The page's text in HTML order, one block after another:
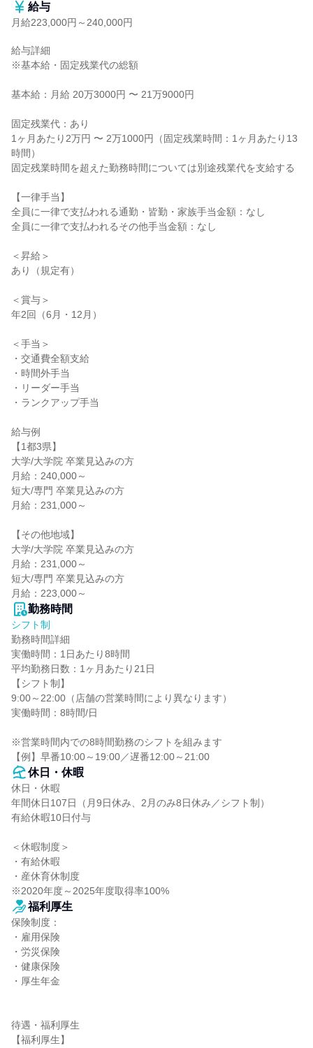
給与
月給223,000円～240,000円
給与詳細
※基本給・固定残業代の総額
基本給：月給 20万3000円 〜 21万9000円
固定残業代：あり
1ヶ月あたり2万円 〜 2万1000円（固定残業時間：1ヶ月あたり13
時間）
固定残業時間を超えた勤務時間については別途残業代を支給する
【一律手当】
全員に一律で支払われる通勤・皆勤・家族手当金額：なし
全員に一律で支払われるその他手当金額：なし
＜昇給＞
あり（規定有）
＜賞与＞
年2回（6月・12月）
＜手当＞
・交通費全額支給
・時間外手当
・リーダー手当
・ランクアップ手当
給与例
【1都3県】
大学/大学院 卒業見込みの方
月給：240,000～
短大/専門 卒業見込みの方
月給：231,000～
【その他地域】
大学/大学院 卒業見込みの方
月給：231,000～
短大/専門 卒業見込みの方
月給：223,000～
勤務時間
シフト制
勤務時間詳細
実働時間：1日あたり8時間
平均勤務日数：1ヶ月あたり21日
【シフト制】
9:00～22:00（店舗の営業時間により異なります）
実働時間：8時間/日
※営業時間内での8時間勤務のシフトを組みます
【例】早番10:00～19:00／遅番12:00～21:00
休日・休暇
休日・休暇
年間休日107日（月9日休み、2月のみ8日休み／シフト制）
有給休暇10日付与
＜休暇制度＞
・有給休暇
・産休育休制度
※2020年度～2025年度取得率100%
福利厚生
保険制度：
・雇用保険
・労災保険
・健康保険
・厚生年金
待遇・福利厚生
【福利厚生】